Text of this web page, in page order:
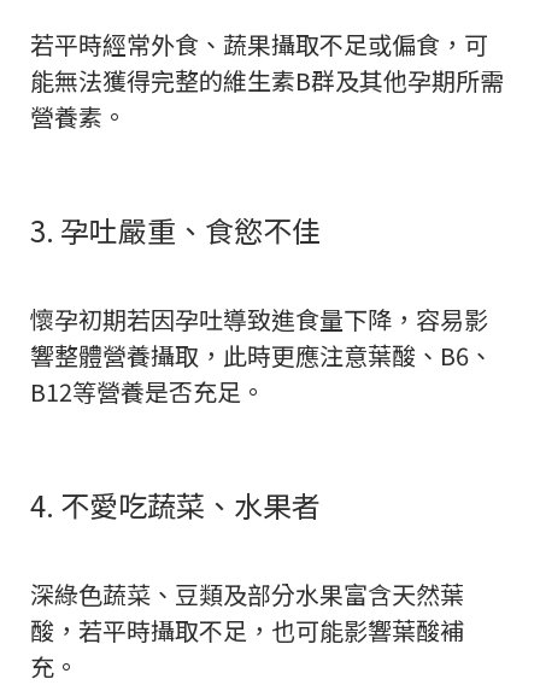
若平時經常外食、蔬果攝取不足或偏食，可
能無法獲得完整的維生素B群及其他孕期所需
營養素。
3. 孕吐嚴重、食慾不佳
懷孕初期若因孕吐導致進食量下降，容易影
響整體營養攝取，此時更應注意葉酸、B6、
B12等營養是否充足。
4. 不愛吃蔬菜、水果者
深綠色蔬菜、豆類及部分水果富含天然葉
酸，若平時攝取不足，也可能影響葉酸補
充。